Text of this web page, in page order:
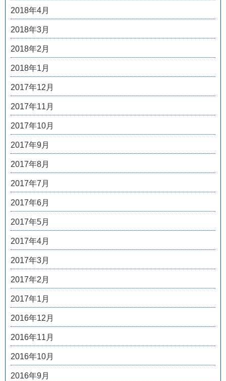
2018年4月
2018年3月
2018年2月
2018年1月
2017年12月
2017年11月
2017年10月
2017年9月
2017年8月
2017年7月
2017年6月
2017年5月
2017年4月
2017年3月
2017年2月
2017年1月
2016年12月
2016年11月
2016年10月
2016年9月